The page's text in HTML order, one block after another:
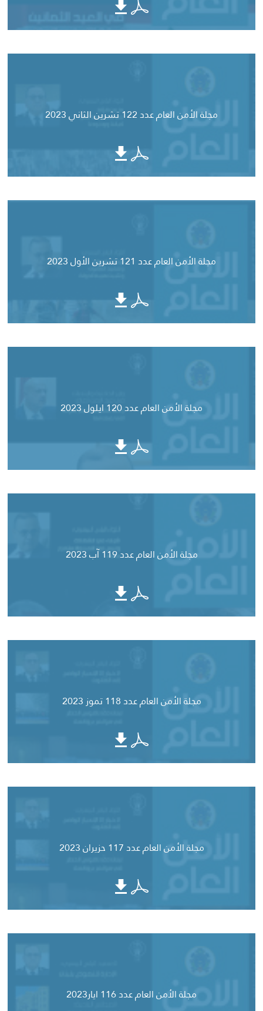
مجلة الأمن العام عدد 122 تشرين الثاني 2023
مجلة الأمن العام عدد 121 تشرين الأول 2023
مجلة الأمن العام عدد 120 ايلول 2023
مجلة الأمن العام عدد 119 آب 2023
مجلة الأمن العام عدد 118 تموز 2023
مجلة الأمن العام عدد 117 حزيران 2023
مجلة الأمن العام عدد 116 ايار2023